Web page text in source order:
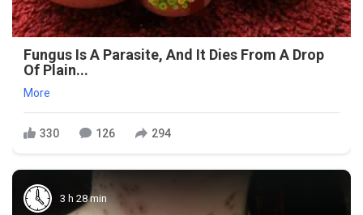
Fungus Is A Parasite, And It Dies From A Drop
Of Plain...
More
330 126 294
3 h 28 min